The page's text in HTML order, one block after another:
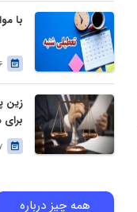
با
26
زین
17
همه چیز درباره